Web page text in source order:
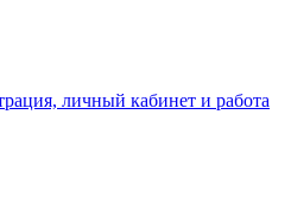
личный кабинет и работа